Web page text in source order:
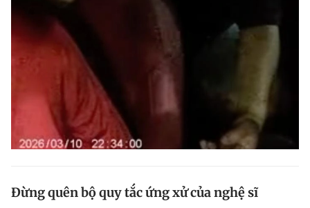
Đừng quên bộ quy tắc ứng xử của nghệ sĩ